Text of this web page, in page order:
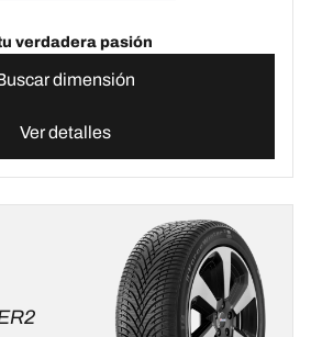
verdadera pasión
dimensión
Ver detalles